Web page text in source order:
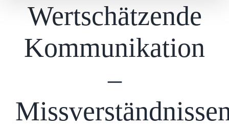
Wertschätzende
Kommunikation
–